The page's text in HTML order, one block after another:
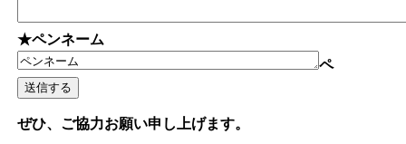
★ペンネーム
ペ
ぜひ、ご協力お願い申し上げます。